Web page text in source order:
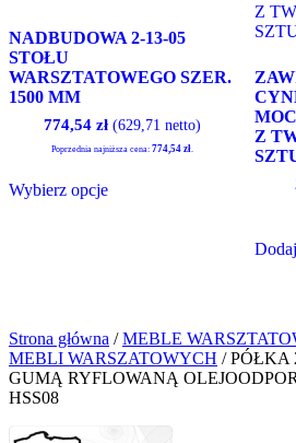
NADBUDOWA 2-13-05
STOŁU
WARSZTATOWEGO SZER.
1500 MM
774,54 zł(629,71 netto)
Poprzednia najniższa cena: 774,54 zł.
Wybierz opcjeprodukt
na
stronie
produktu
Z
Strona główna /MEBLE
MEBLI WARSZATOWYCH / PÓŁKA
GUMĄ RYFLOWANĄ
HSS08